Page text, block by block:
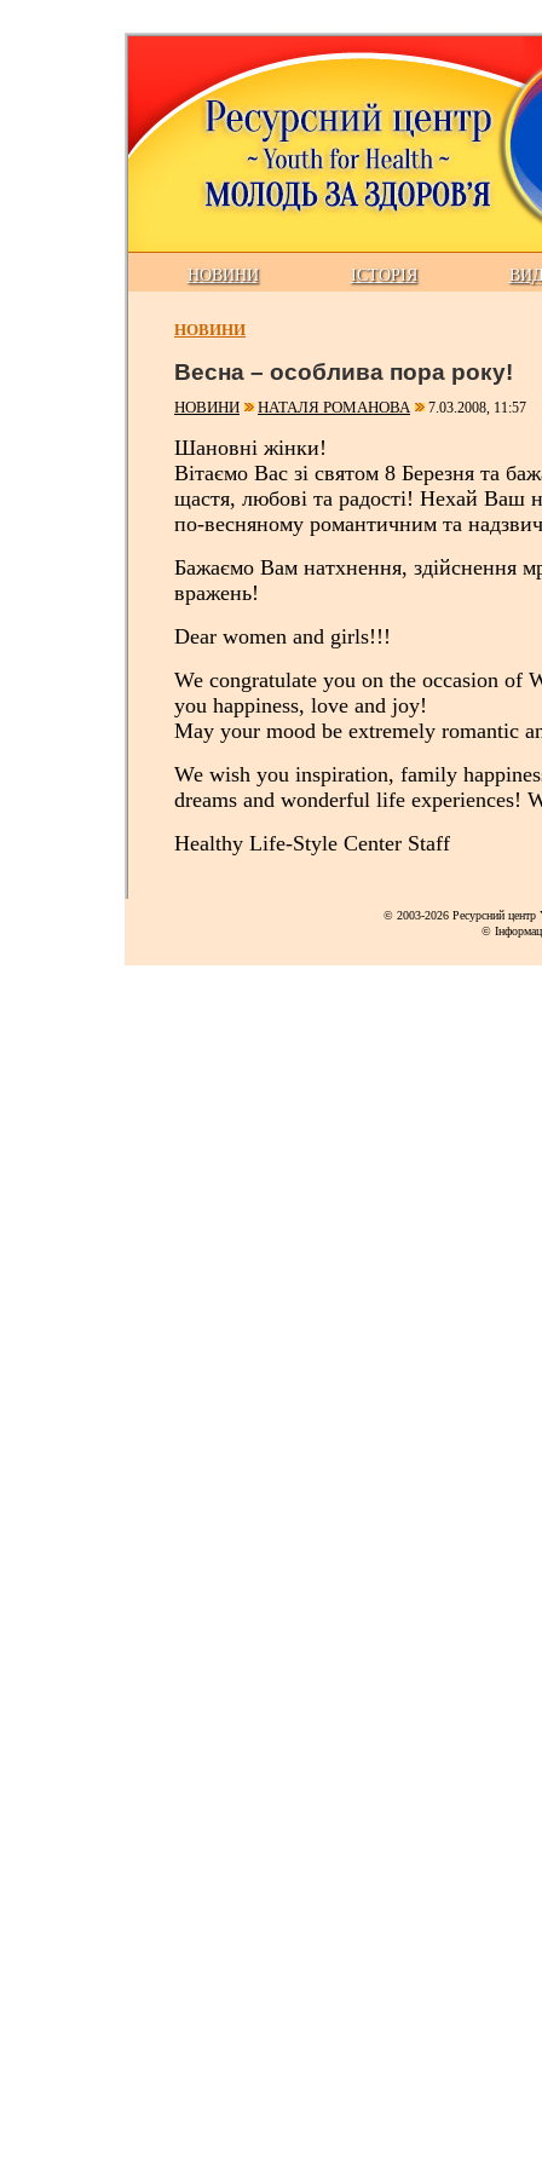
НОВИНИ ІСТОРІЯ
НОВИНИ
Весна – особлива пора року!
НОВИНИ НАТАЛЯ РОМАНОВА 7.03.2008, 11:57
Шановні жінки!
Вітаємо Вас зі святом 8 Березня та
щастя, любові та радості! Нехай Ваш
по-весняному романтичним та
Бажаємо Вам натхнення, здійснення
вражень!
Dear women and girls!!!
We congratulate you on the occasion of
you happiness, love and joy!
May your mood be extremely romantic
We wish you inspiration, family
dreams and wonderful life experiences!
Healthy Life-Style Center Staff
© 2003-2026 Ресурсний
©